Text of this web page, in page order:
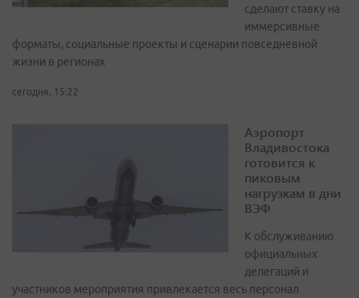
сделают ставку на
иммерсивные
форматы, социальные проекты и сценарии повседневной
жизни в регионах
сегодня, 15:22
Аэропорт
Владивостока
готовится к
пиковым
нагрузкам в дни
ВЭФ
К обслуживанию
официальных
делегаций и
участников мероприятия привлекается весь персонал